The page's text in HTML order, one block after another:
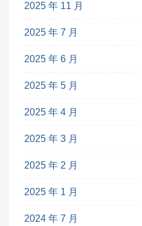
2025 年 11 月
2025 年 7 月
2025 年 6 月
2025 年 5 月
2025 年 4 月
2025 年 3 月
2025 年 2 月
2025 年 1 月
2024 年 7 月